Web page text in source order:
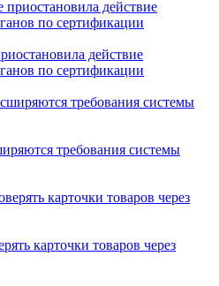
действие
по сертификации
требования системы
карточки товаров через